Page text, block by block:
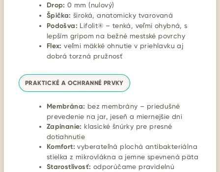
Drop: 0 mm (nulový)
Špička: široká, anatomicky tvarovaná
Podošva: Lifolit® – tenká, veľmi ohybná, s
lepším gripom na bežné mestské povrchy
Flex: veľmi mäkké ohnutie v priehlavku aj
dobrá torzná pružnosť
PRAKTICKÉ A OCHRANNÉ PRVKY
Membrána: bez membrány – priedušné
prevedenie na jar, jeseň a miernejšie dni
Zapínanie: klasické šnúrky pre presné
dotiahnutie
Komfort: vyberateľná plochá antibakteriálna
stielka z mikrovlákna a jemne spevnená päta
Starostlivosť: odporúčame pravidelnú